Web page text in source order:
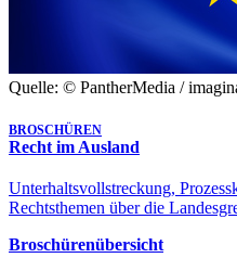
Quelle: © PantherMedia /
BROSCHÜREN
Recht im Ausland
Unterhaltsvollstreckung,
Rechtsthemen über die
Broschürenübersicht